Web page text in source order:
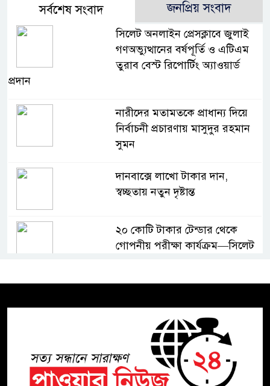
সর্বশেষ সংবাদ জনপ্রিয় সংবাদ
সিলেট অনলাইন প্রেসক্লাবে জুলাই
গণঅভ্যুত্থানের বর্ষপূর্তি ও এটিএম
তুরাব বেস্ট রিপোর্টিং অ্যাওয়ার্ড
প্রদান
নারীদের মতামতকে প্রাধান্য দিয়ে
নির্বাচনী প্রচারণায় মাসুদুর রহমান
সুমন
দানবাক্সে লাখো টাকার দান,
স্বচ্ছতায় নতুন দৃষ্টান্ত
২০ কোটি টাকার টেন্ডার থেকে
গোপনীয় পরীক্ষা কার্যক্রম—সিলেট
সিলেটে চিকিৎসকের কিশোর ছেলের
ঝুলন্ত মরদেহ উদ্ধার
শতাব্দী রায়ের বাড়িতে বিদ্রোহীদের
বৈঠক, পশ্চিমবঙ্গে তৃনমূলে ভাঙনের